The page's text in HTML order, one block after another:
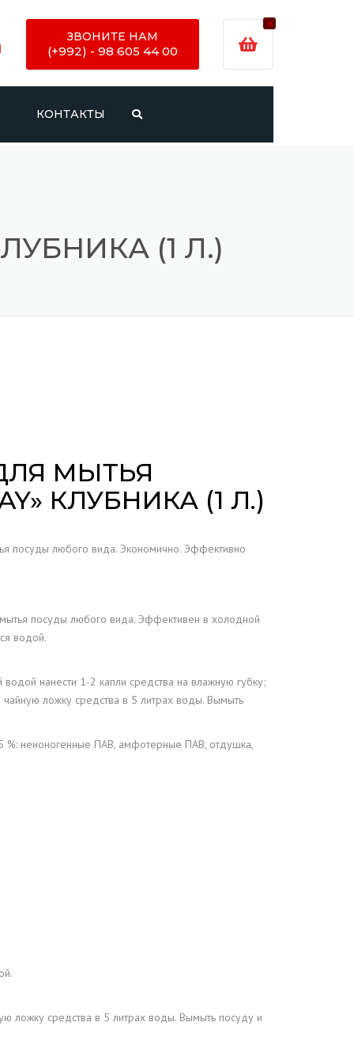
ЗВОНИТЕ НАМ
(+992) - 98 605 44 00
КОНТАКТЫ
0
(1 Л.)
МЫТЬЯ
КЛУБНИКА (1 Л.)
посуды любого вида. Экономично. Эффективно
посуды любого вида. Эффективен в холодной
водой.
нанести 1-2 капли средства на влажную губку;
ложку средства в 5 литрах воды. Вымыть
%: неионогенные ПАВ, амфотерные ПАВ, отдушка,
ложку средства в 5 литрах воды. Вымыть посуду и